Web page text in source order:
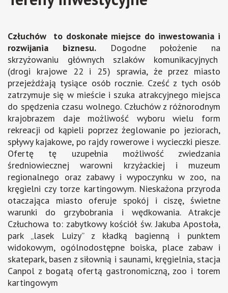
Człuchów to doskonałe miejsce do inwestowania i
rozwijania biznesu.Dogodne położenie na
skrzyżowaniu głównych szlaków komunikacyjnych
(drogi krajowe 22 i 25) sprawia, że przez miasto
przejeżdżają tysiące osób rocznie. Cześć z tych osób
zatrzymuje się w mieście i szuka atrakcyjnego miejsca
do spędzenia czasu wolnego. Człuchów z różnorodnym
krajobrazem daje możliwość wyboru wielu form
rekreacji od kąpieli poprzez żeglowanie po jeziorach,
spływy kajakowe, po rajdy rowerowe i wycieczki piesze.
Ofertę tę uzupełnia możliwość zwiedzania
średniowiecznej warowni krzyżackiej i muzeum
regionalnego oraz zabawy i wypoczynku w zoo, na
kręgielni czy torze kartingowym. Nieskażona przyroda
otaczająca miasto oferuje spokój i ciszę, świetne
warunki do grzybobrania i wędkowania. Atrakcje
Człuchowa to: zabytkowy kościół św. Jakuba Apostoła,
park „lasek Luizy” z kładką bagienną i punktem
widokowym, ogólnodostępne boiska, place zabaw i
skatepark, basen z siłownią i saunami, kręgielnia, stacja
Canpol z bogatą ofertą gastronomiczną, zoo i torem
kartingowym